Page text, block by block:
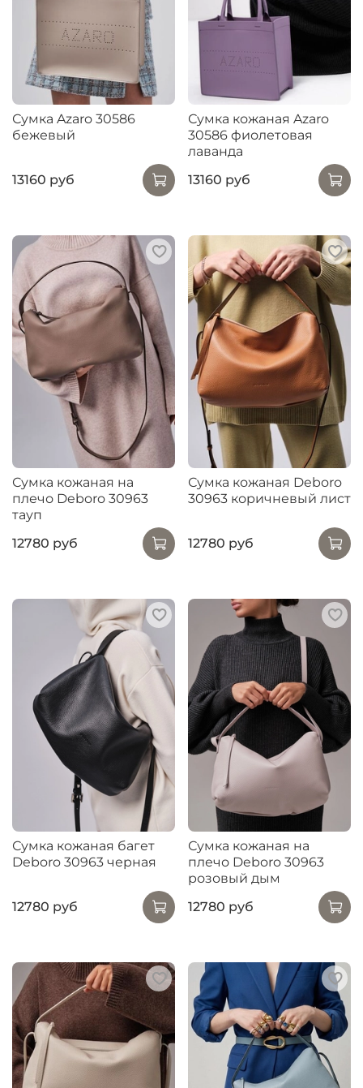
Сумка Azaro 30586
бежевый
13160 руб
Сумка кожаная Azaro
30586 фиолетовая
лаванда
13160 руб
Сумка кожаная на
плечо Deboro 30963
тауп
12780 руб
Сумка кожаная Deboro
30963 коричневый лист
12780 руб
Сумка кожаная багет
Deboro 30963 черная
12780 руб
Сумка кожаная на
плечо Deboro 30963
розовый дым
12780 руб